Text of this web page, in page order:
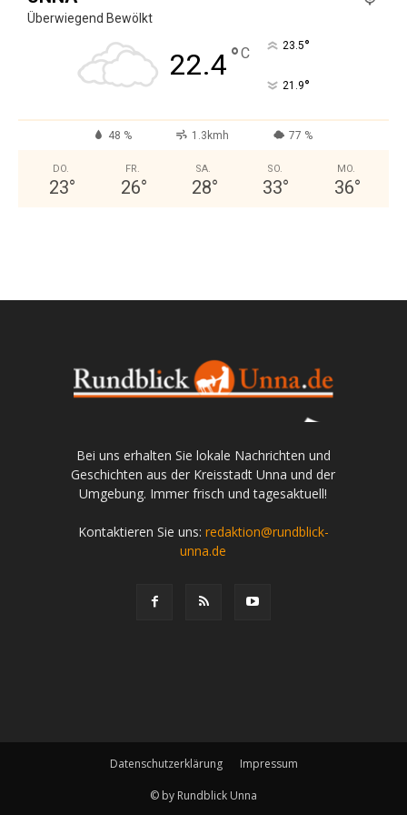
Überwiegend Bewölkt
22.4°C 23.5°
21.9°
48 % 1.3kmh 77 %
DO.
23°
FR.
26°
SA.
28°
SO.
33°
MO.
36°
Bei uns erhalten Sie lokale Nachrichten und
Geschichten aus der Kreisstadt Unna und der
Umgebung. Immer frisch und tagesaktuell!
Kontaktieren Sie uns: redaktion@rundblick-
unna.de
Datenschutzerklärung Impressum
© by Rundblick Unna